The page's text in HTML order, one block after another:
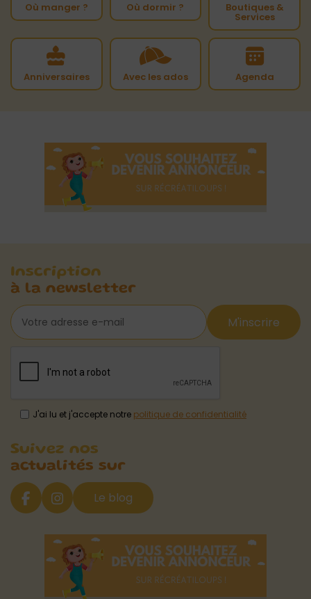
Où manger ? Où dormir ? Boutiques &
Services
Anniversaires Avec les ados Agenda
Inscription
à la newsletter
M'inscrire
J'ai lu et j'accepte notre politique de confidentialité
Suivez nos
actualités sur
Le blog